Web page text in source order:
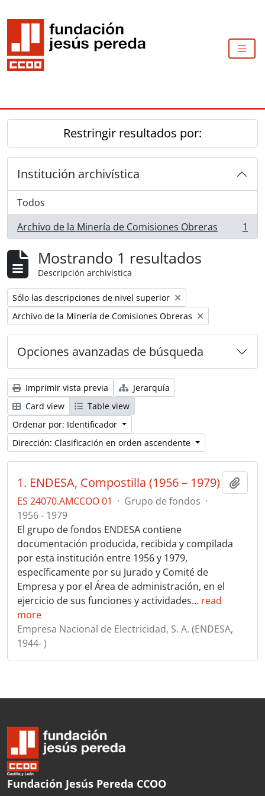
Restringir resultados por:
Institución archivística
Todos
Archivo de la Minería de Comisiones Obreras
, 1 resultados 1
Mostrando 1 resultados
Descripción archivística
Remove filter:
Sólo las descripciones de nivel superior
Remove filter:
Archivo de la Minería de Comisiones Obreras
Opciones avanzadas de búsqueda
Imprimir vista previa
Jerarquía
Card view
Table view
Ordenar por: Identificador
Dirección: Clasificación en orden ascendente
1. ENDESA, Compostilla (1956 – 1979)
ES 24070.AMCCOO 01 · Grupo de fondos ·
1956 - 1979
El grupo de fondos ENDESA contiene
documentación producida, recibida y compilada
por esta institución entre 1956 y 1979,
específicamente por su Jurado y Comité de
Empresa y por el Área de administración, en el
ejercicio de sus funciones y actividades… read
more
Empresa Nacional de Electricidad, S. A. (ENDESA,
1944- )
Fundación Jesús Pereda CCOO